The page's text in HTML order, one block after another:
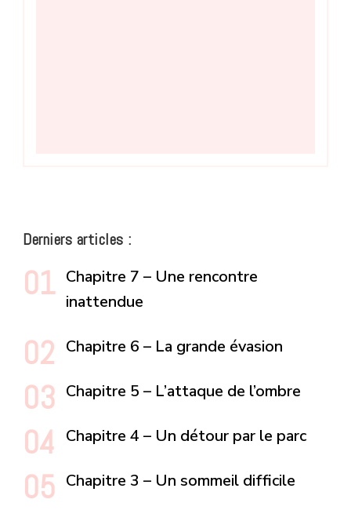
Derniers articles :
Chapitre 7 – Une rencontre
inattendue
Chapitre 6 – La grande évasion
Chapitre 5 – L’attaque de l’ombre
Chapitre 4 – Un détour par le parc
Chapitre 3 – Un sommeil difficile